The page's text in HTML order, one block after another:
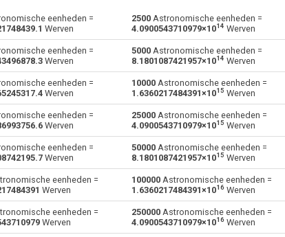
Å Å Angstroms naar Astronomische eenheden
Centimeter naar Astronomische eenheden
dm dm
Diepgangsmerken naar Astronomische
eenheden
au
Voeten naar Astronomische eenheden
km Kilometer naar Astronomische eenheden
ly Lichtjaar naar Astronomische eenheden
m m Meter naar Astronomische eenheden
eenheden =
Werven
2500 Astronomische eenheden =
4.0900543710979×1014 Werven
eenheden =
Werven
5000 Astronomische eenheden =
8.1801087421957×1014 Werven
eenheden =
Werven
10000 Astronomische eenheden =
1.6360217484391×1015 Werven
eenheden =
Werven
25000 Astronomische eenheden =
4.0900543710979×1015 Werven
eenheden =
Werven
50000 Astronomische eenheden =
8.1801087421957×1015 Werven
eenheden =
Werven
100000 Astronomische eenheden =
1.6360217484391×1016 Werven
eenheden =
Werven
250000 Astronomische eenheden =
4.0900543710979×1016 Werven